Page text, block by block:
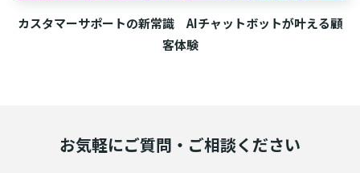
カスタマーサポートの新常識 AIチャットボットが叶える顧
客体験
お気軽にご質問・ご相談ください